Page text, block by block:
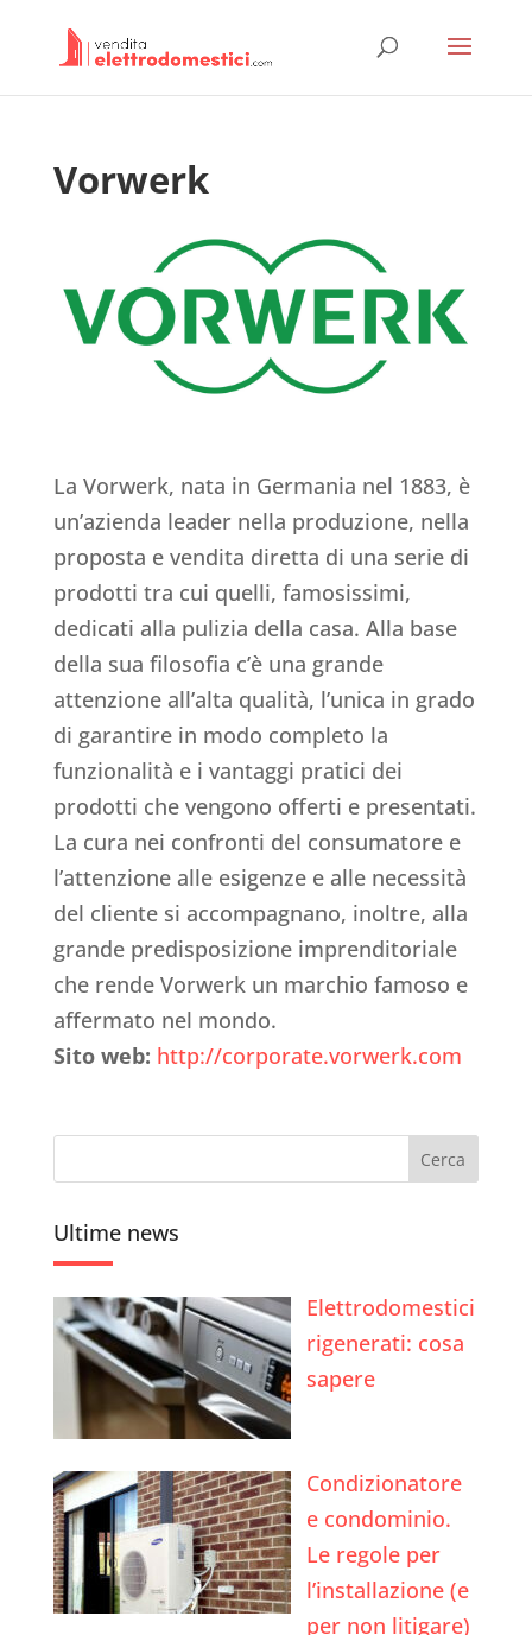
Vorwerk
La Vorwerk, nata in Germania nel 1883, è
un’azienda leader nella produzione, nella
proposta e vendita diretta di una serie di
prodotti tra cui quelli, famosissimi,
dedicati alla pulizia della casa. Alla base
della sua filosofia c’è una grande
attenzione all’alta qualità, l’unica in grado
di garantire in modo completo la
funzionalità e i vantaggi pratici dei
prodotti che vengono offerti e presentati.
La cura nei confronti del consumatore e
l’attenzione alle esigenze e alle necessità
del cliente si accompagnano, inoltre, alla
grande predisposizione imprenditoriale
che rende Vorwerk un marchio famoso e
affermato nel mondo.
Sito web: http://corporate.vorwerk.com
Ultime news
Elettrodomestici
rigenerati: cosa
sapere
Condizionatore
e condominio.
Le regole per
l’installazione (e
per non litigare)